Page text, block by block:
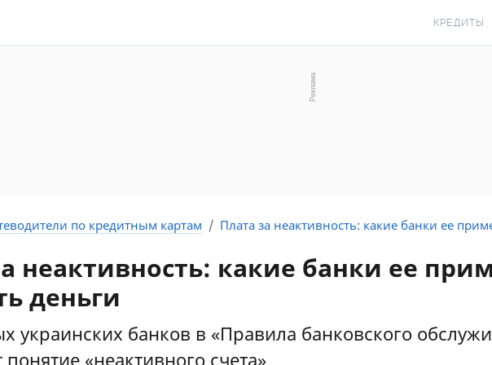
КРЕДИТЫ
ПОДБОР
по кредитным картам Плата за неактивность: какие банки ее
неактивность: какие банки ее
деньги
украинских банков в «Правила банковского
понятие «неактивного счета»